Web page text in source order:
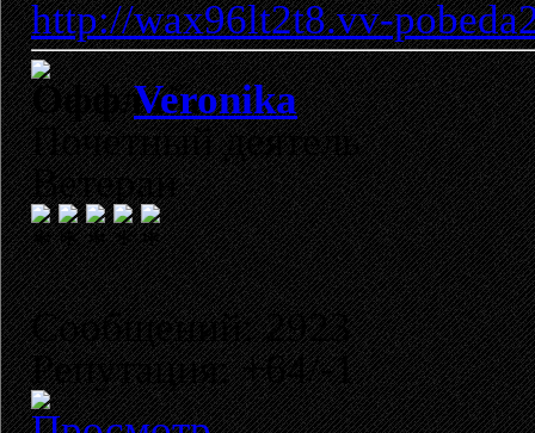
http://wax96lt2t8.vv-
Veronika
Почетный деятель
Ветеран
Сообщений: 2923
Репутация: +64/-1